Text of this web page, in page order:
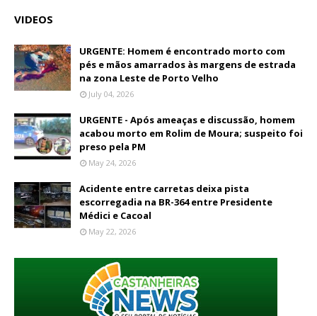
VIDEOS
URGENTE: Homem é encontrado morto com
pés e mãos amarrados às margens de estrada
na zona Leste de Porto Velho
July 04, 2026
URGENTE - Após ameaças e discussão, homem
acabou morto em Rolim de Moura; suspeito foi
preso pela PM
May 24, 2026
Acidente entre carretas deixa pista
escorregadia na BR-364 entre Presidente
Médici e Cacoal
May 22, 2026